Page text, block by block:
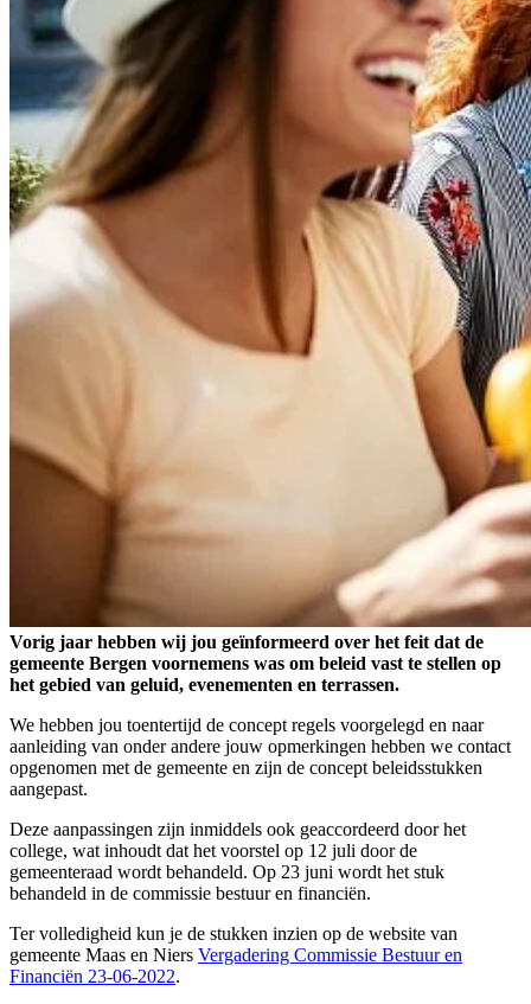
Vorig jaar hebben wij jou geïnformeerd over het feit dat de
gemeente Bergen voornemens was om beleid vast te stellen op
het gebied van geluid, evenementen en terrassen.
We hebben jou toentertijd de concept regels voorgelegd en naar
aanleiding van onder andere jouw opmerkingen hebben we contact
opgenomen met de gemeente en zijn de concept beleidsstukken
aangepast.
Deze aanpassingen zijn inmiddels ook geaccordeerd door het
college, wat inhoudt dat het voorstel op 12 juli door de
gemeenteraad wordt behandeld. Op 23 juni wordt het stuk
behandeld in de commissie bestuur en financiën.
Ter volledigheid kun je de stukken inzien op de website van
gemeente Maas en Niers Vergadering Commissie Bestuur en
Financiën 23-06-2022.